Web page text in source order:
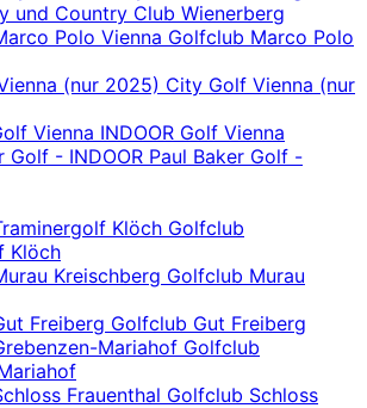
und Country Club Wienerberg
Golfclub Marco Polo
City Golf Vienna (nur
INDOOR Golf Vienna
Paul Baker Golf -
Golfclub
Klöch
Golfclub Murau
Golfclub Gut Freiberg
Golfclub
Golfclub Schloss